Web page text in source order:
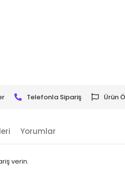
Telefonla Sipariş Ürün
Yorumlar
verin.